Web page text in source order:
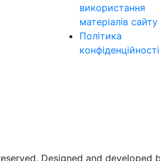
використання
матеріалів сайту
Політика
конфіденційності
Designed and developed